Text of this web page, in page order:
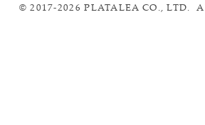
© 2017-2026 PLATALEA CO., LTD.